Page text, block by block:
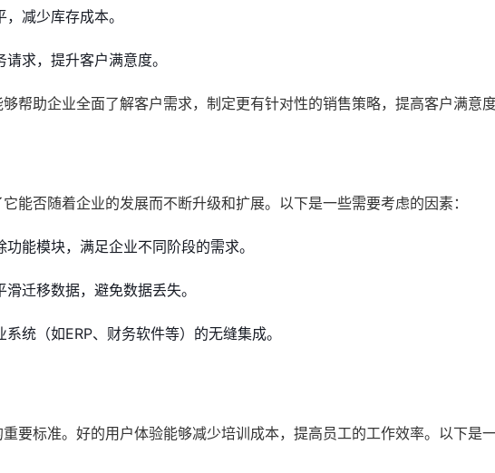
减少库存成本。
请求，提升客户满意度。
帮助企业全面了解客户需求，制定更有针对性的销售策略，提高客户满意度
能否随着企业的发展而不断升级和扩展。以下是一些需要考虑的因素：
功能模块，满足企业不同阶段的需求。
迁移数据，避免数据丢失。
系统（如ERP、财务软件等）的无缝集成。
要标准。好的用户体验能够减少培训成本，提高员工的工作效率。以下是